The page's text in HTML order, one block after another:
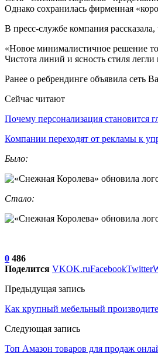
Однако сохранилась фирменная
В пресс-службе компания
«Новое минималистичное решение
Чистота линий и ясность стиля
Ранее о ребрендинге объявила сеть
Сейчас читают
Почему персонализация становится
Компании переходят от рекламы к
Было:
Стало:
0 486
Поделится VKOK.ruFacebookTwitter
Предыдущая запись
Как крупный мебельный
Следующая запись
Топ Амазон товаров для продаж